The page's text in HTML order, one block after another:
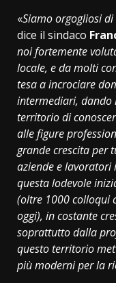
«Siamo orgogliosi
dice il sindaco
noi fortemente
locale, e da molti
tesa a incrociare
intermediari, dando
territorio di
alle figure
grande crescita per
aziende e lavoratori
questa lodevole
(oltre 1000 colloqui
oggi), in costante
soprattutto dalla
questo territorio
più moderni per la